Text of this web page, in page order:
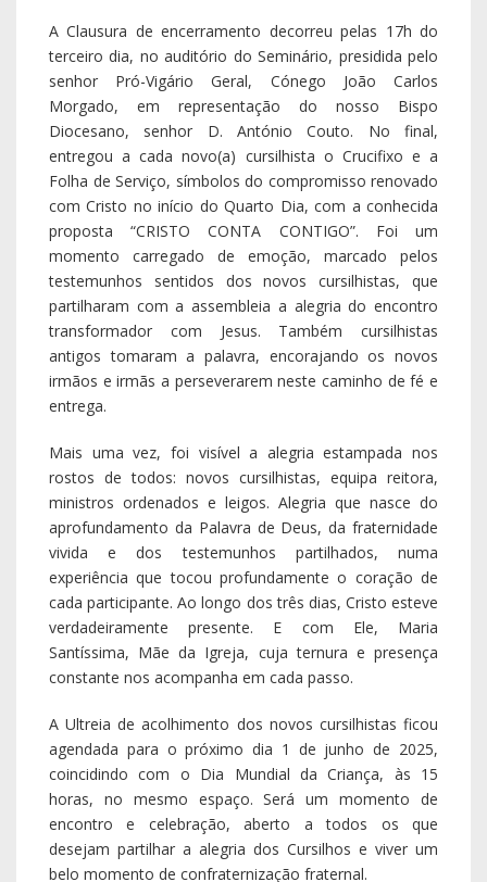
antigos tomaram a palavra, encorajando os novos
irmãos e irmãs a perseverarem neste caminho de fé e
entrega.
Mais uma vez, foi visível a alegria estampada nos
rostos de todos: novos cursilhistas, equipa reitora,
ministros ordenados e leigos. Alegria que nasce do
aprofundamento da Palavra de Deus, da fraternidade
vivida e dos testemunhos partilhados, numa
experiência que tocou profundamente o coração de
cada participante. Ao longo dos três dias, Cristo esteve
verdadeiramente presente. E com Ele, Maria
Santíssima, Mãe da Igreja, cuja ternura e presença
constante nos acompanha em cada passo.
A Ultreia de acolhimento dos novos cursilhistas ficou
agendada para o próximo dia 1 de junho de 2025,
coincidindo com o Dia Mundial da Criança, às 15
horas, no mesmo espaço. Será um momento de
encontro e celebração, aberto a todos os que
desejam partilhar a alegria dos Cursilhos e viver um
belo momento de confraternização fraternal.
Louvor a Deus pelos 24 novos irmãos e irmãs que,
com coragem, aceitaram viver esta experiência
transformadora de fé! Sentimos um profundo regozijo
ao ver nos seus rostos a alegria do encontro com
Cristo, a renovação das suas vidas e o crescimento da
família do MCC. Celebramos a riqueza das suas
histórias, percursos e idades, todos unidos pelo amor
de Deus, e reconhecemos a fecundidade da semente
lançada: são agora novos fermentos nas suas famílias,
comunidades e ambientes.
Agradecemos, antes de tudo, ao Senhor, que conduziu